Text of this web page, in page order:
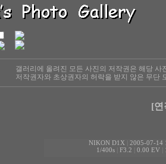
갤러리에 올려진 모든 사진의 저작권은 해당
저작권자와 초상권자의 허락을 받지 않은 무단
[연
NIKON D1X
2005-07-14
1/400s| F3.2 0.00 EV|